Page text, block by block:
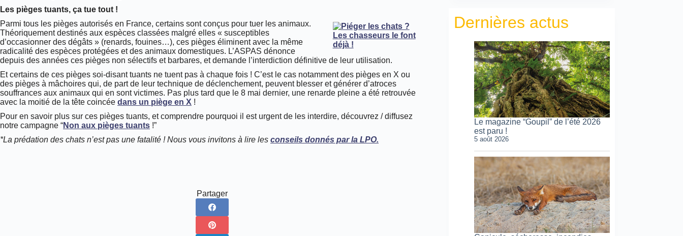
Les pièges tuants, ça tue tout !
Parmi tous les pièges autorisés en France, certains sont conçus pour tuer les animaux.
Théoriquement destinés aux espèces classées malgré elles « susceptibles
d’occasionner des dégâts » (renards, fouines…), ces pièges éliminent avec la même
radicalité des espèces protégées et des animaux domestiques. L’ASPAS dénonce
depuis des années ces pièges non sélectifs et barbares, et demande l’interdiction définitive de leur utilisation.
Et certains de ces pièges soi-disant tuants ne tuent pas à chaque fois ! C’est le cas notamment des pièges en X ou
des pièges à mâchoires qui, de part de leur technique de déclenchement, peuvent blesser et générer d’atroces
souffrances aux animaux qui en sont victimes. Pas plus tard que le 8 mai dernier, une renarde pleine a été retrouvée
avec la moitié de la tête coincée dans un piège en X !
Pour en savoir plus sur ces pièges tuants, et comprendre pourquoi il est urgent de les interdire, découvrez / diffusez
notre campagne “Non aux pièges tuants !”
*La prédation des chats n’est pas une fatalité ! Nous vous invitons à lire les conseils donnés par la LPO.
Partager
Dernières actus
Le magazine “Goupil” de l’été 2026
est paru !
5 août 2026